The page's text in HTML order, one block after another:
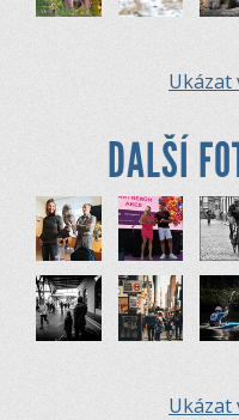
Ukázat
DALŠÍ
Ukázat